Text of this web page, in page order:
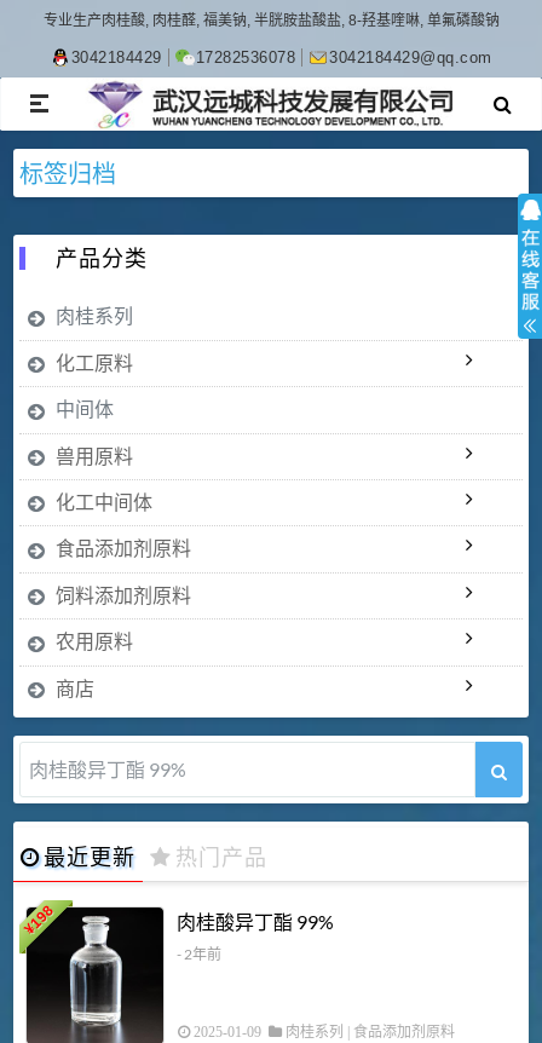
专业生产肉桂酸, 肉桂醛, 福美钠, 半胱胺盐酸盐, 8-羟基喹啉, 单氟磷酸钠
3042184429 17282536078 3042184429@qq.com
TOGGLE
NAVIGATION
标签归档
产品分类
肉桂系列
化工原料
中间体
兽用原料
化工中间体
食品添加剂原料
饲料添加剂原料
农用原料
商店
肉桂酸异丁酯 99%
最近更新 热门产品
¥
198 肉桂酸异丁酯 99%
- 2年前
2025-01-09 肉桂系列 食品添加剂原料